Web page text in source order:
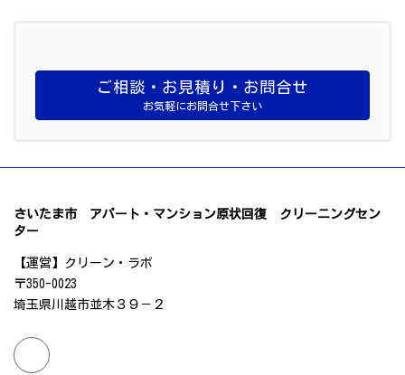
ご相談・お見積り・お問合せ
お気軽にお問合せ下さい
さいたま市 アパート・マンション原状回復 クリーニングセン
ター
【運営】クリーン・ラボ
〒350-0023
埼玉県川越市並木３９－２